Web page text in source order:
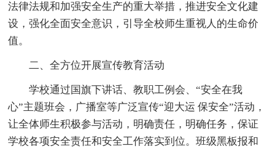
法律法规和加强安全生产的重大举措，推进安全文化建
设，强化全面安全意识，引导全校师生重视人的生命价
值。
二、全方位开展宣传教育活动
学校通过国旗下讲话、教职工例会、“安全在我
心”主题班会，广播室等广泛宣传“迎大运 保安全”活动，
让全体师生积极参与活动，明确责任，明确任务，保证
学校各项安全责任和安全工作落实到位。班级黑板报和